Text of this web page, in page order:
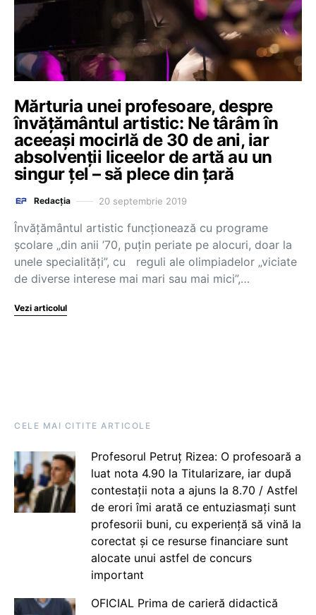
Mărturia unei profesoare, despre
învățământul artistic: Ne târâm în
aceeași mocirlă de 30 de ani, iar
absolvenții liceelor de artă au un
singur țel – să plece din țară
Redacția 20 septembrie 2019
Învățământul artistic funcționează cu programe
școlare „din anii ’70, puțin periate pe alocuri, doar la
unele specialități”, cu reguli ale olimpiadelor „viciate
de diverse interese mai mari sau mai mici”,…
Vezi articolul
CELE MAI CITITE ARTICOLE
Profesorul Petruț Rizea: O profesoară a
luat nota 4.90 la Titularizare, iar după
contestații nota a ajuns la 8.70 / Astfel
de erori îmi arată ce entuziasmați sunt
profesorii buni, cu experiență să vină la
corectat și ce resurse financiare sunt
alocate unui astfel de concurs
important
OFICIAL Prima de carieră didactică